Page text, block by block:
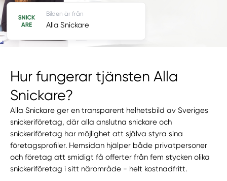
Hur fungerar tjänsten Alla
Snickare?
Alla Snickare ger en transparent helhetsbild av Sveriges
snickeriföretag, där alla anslutna snickare och
snickeriföretag har möjlighet att själva styra sina
företagsprofiler. Hemsidan hjälper både privatpersoner
och företag att smidigt få offerter från fem stycken olika
snickeriföretag i sitt närområde - helt kostnadfritt.
Bilden är från
Alla Snickare